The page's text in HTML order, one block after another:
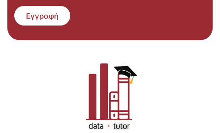
Εγγραφή